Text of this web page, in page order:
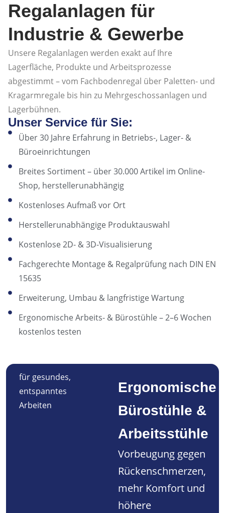
Regalanlagen für
Industrie & Gewerbe
Unsere Regalanlagen werden exakt auf Ihre
Lagerfläche, Produkte und Arbeitsprozesse
abgestimmt – vom Fachbodenregal über Paletten- und
Kragarmregale bis hin zu Mehrgeschossanlagen und
Lagerbühnen.
Unser Service für Sie:
Über 30 Jahre Erfahrung in Betriebs-, Lager- &
Büroeinrichtungen
Breites Sortiment – über 30.000 Artikel im Online-
Shop, herstellerunabhängig
Kostenloses Aufmaß vor Ort
Herstellerunabhängige Produktauswahl
Kostenlose 2D- & 3D-Visualisierung
Fachgerechte Montage & Regalprüfung nach DIN EN
15635
Erweiterung, Umbau & langfristige Wartung
Ergonomische Arbeits- & Bürostühle – 2–6 Wochen
kostenlos testen
Ergonomische
Bürostühle &
Arbeitsstühle
Vorbeugung gegen
Rückenschmerzen,
mehr Komfort und
höhere
für gesundes,
entspanntes
Arbeiten